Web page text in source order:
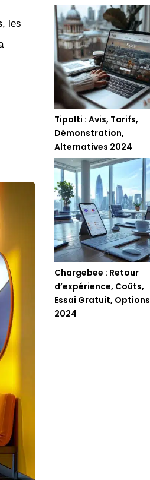
, les
Tipalti : Avis, Tarifs,
Démonstration,
Alternatives 2024
Chargebee : Retour
d’expérience, Coûts,
Essai Gratuit, Options
2024